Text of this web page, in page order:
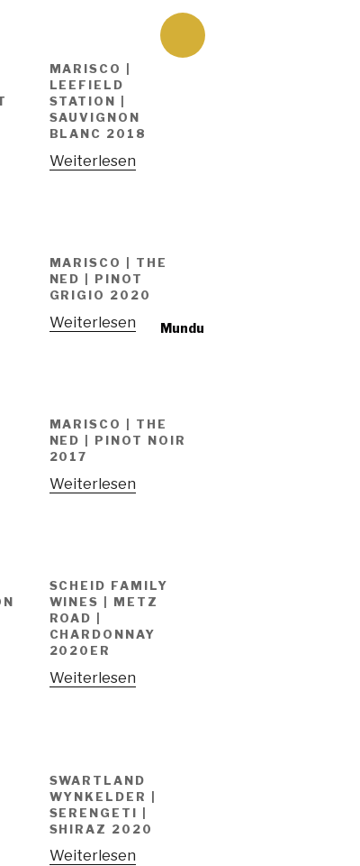
Mundu
MARISCO |
LEEFIELD
STATION |
SAUVIGNON
BLANC 2018
Weiterlesen
MARISCO | THE
NED | PINOT
GRIGIO 2020
Weiterlesen
MARISCO | THE
NED | PINOT NOIR
2017
Weiterlesen
SCHEID FAMILY
WINES | METZ
ROAD |
CHARDONNAY
2020ER
Weiterlesen
SWARTLAND
WYNKELDER |
SERENGETI |
SHIRAZ 2020
Weiterlesen